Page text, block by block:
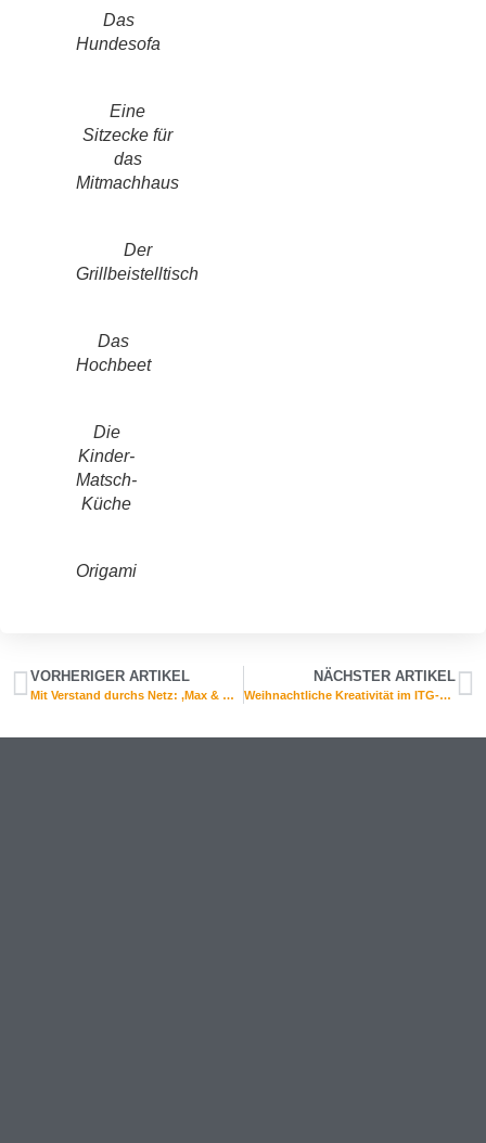
Das
Hundesofa
Eine
Sitzecke für
das
Mitmachhaus
Der
Grillbeistelltisch
Das
Hochbeet
Die
Kinder-
Matsch-
Küche
Origami
VORHERIGER ARTIKEL
Mit Verstand durchs Netz: ‚Max & Min@‘ an der Carl-Bantzer-Schule
NÄCHSTER ARTIKEL
Weihnachtliche Kreativität im ITG-Unterricht: Erklärvideos der Klassen 6b und 6c